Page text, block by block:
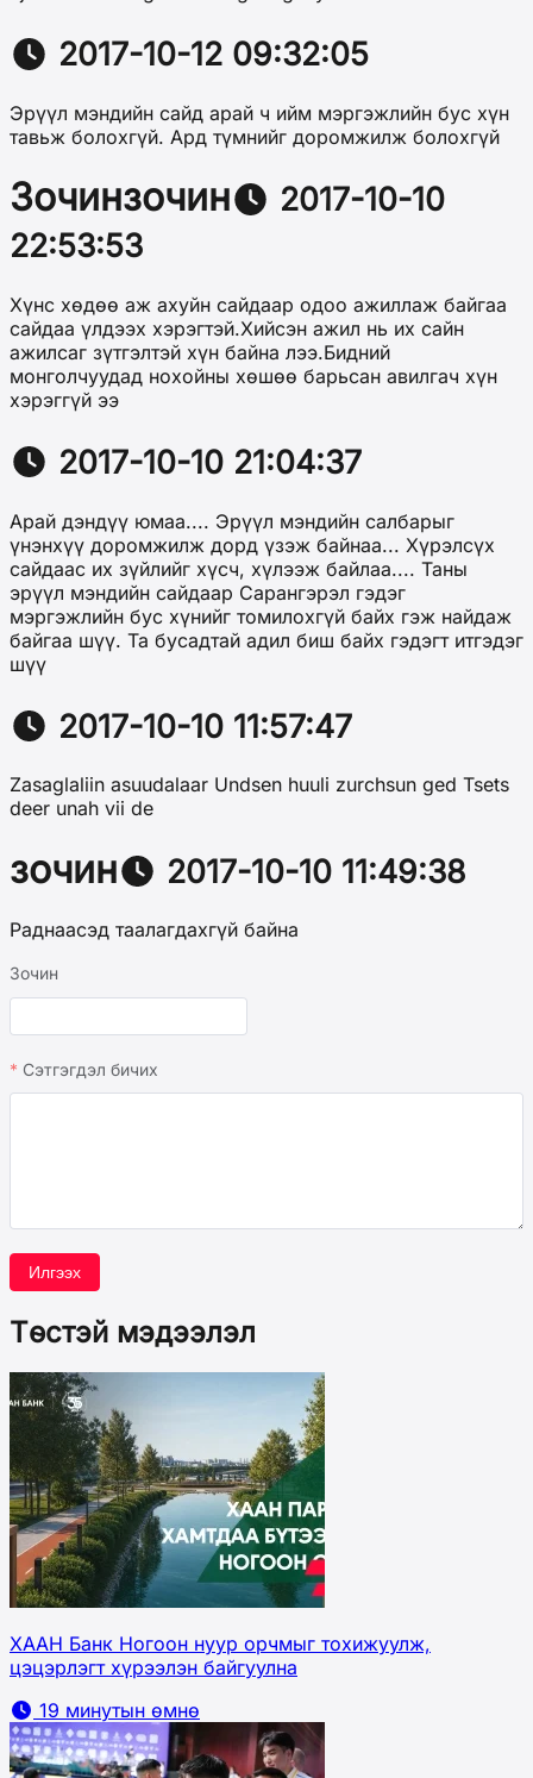
2017-10-12 09:32:05
Эрүүл мэндийн сайд арай ч ийм мэргэжлийн бус хүн
тавьж болохгүй. Ард түмнийг доромжилж болохгүй
Зочинзочин
2017-10-10
22:53:53
Хүнс хөдөө аж ахуйн сайдаар одоо ажиллаж байгаа
сайдаа үлдээх хэрэгтэй.Хийсэн ажил нь их сайн
ажилсаг зүтгэлтэй хүн байна лээ.Бидний
монголчуудад нохойны хөшөө барьсан авилгач хүн
хэрэггүй ээ
2017-10-10 21:04:37
Арай дэндүү юмаа.... Эрүүл мэндийн салбарыг
үнэнхүү доромжилж дорд үзэж байнаа... Хүрэлсүх
сайдаас их зүйлийг хүсч, хүлээж байлаа.... Таны
эрүүл мэндийн сайдаар Сарангэрэл гэдэг
мэргэжлийн бус хүнийг томилохгүй байх гэж найдаж
байгаа шүү. Та бусадтай адил биш байх гэдэгт итгэдэг
шүү
2017-10-10 11:57:47
Zasaglaliin asuudalaar Undsen huuli zurchsun ged Tsets
deer unah vii de
зочин 2017-10-10 11:49:38
Раднаасэд таалагдахгүй байна
Зочин
Сэтгэгдэл бичих
Илгээх
Төстэй мэдээлэл
ХААН Банк Ногоон нуур орчмыг тохижуулж,
цэцэрлэгт хүрээлэн байгуулна
19 минутын өмнө